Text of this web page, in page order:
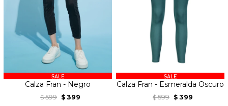
Calza Fran - Negro
$ 599 $ 399
Calza Fran - Esmeralda Oscuro
$ 599 $ 399